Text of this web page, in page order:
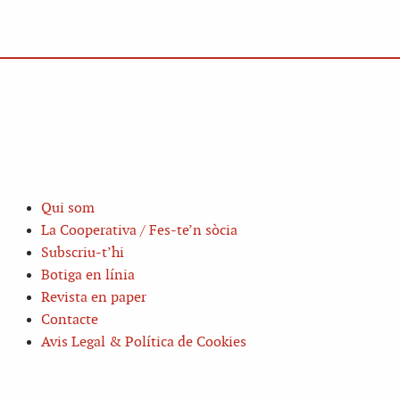
Qui som
La Cooperativa / Fes-te’n sòcia
Subscriu-t’hi
Botiga en línia
Revista en paper
Contacte
Avis Legal & Política de Cookies